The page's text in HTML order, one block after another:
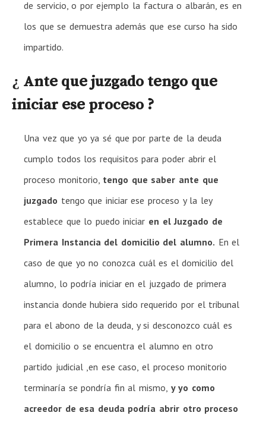
de servicio, o por ejemplo la factura o albarán, es en
los que se demuestra además que ese curso ha sido
impartido.
¿ Ante que juzgado tengo que
iniciar ese proceso ?
Una vez que yo ya sé que por parte de la deuda
cumplo todos los requisitos para poder abrir el
proceso monitorio, tengo que saber ante que
juzgado tengo que iniciar ese proceso y la ley
establece que lo puedo iniciar en el Juzgado de
Primera Instancia del domicilio del alumno. En el
caso de que yo no conozca cuál es el domicilio del
alumno, lo podría iniciar en el juzgado de primera
instancia donde hubiera sido requerido por el tribunal
para el abono de la deuda, y si desconozco cuál es
el domicilio o se encuentra el alumno en otro
partido judicial ,en ese caso, el proceso monitorio
terminaría se pondría fin al mismo, y yo como
acreedor de esa deuda podría abrir otro proceso